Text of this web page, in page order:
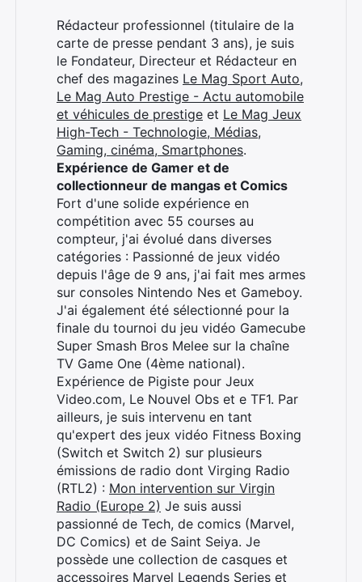
Rédacteur professionnel (titulaire de la
carte de presse pendant 3 ans), je suis
le Fondateur, Directeur et Rédacteur en
chef des magazines Le Mag Sport Auto,
Le Mag Auto Prestige - Actu automobile
et véhicules de prestige et Le Mag Jeux
High-Tech - Technologie, Médias,
Gaming, cinéma, Smartphones.
Expérience de Gamer et de
collectionneur de mangas et Comics
Fort d'une solide expérience en
compétition avec 55 courses au
compteur, j'ai évolué dans diverses
catégories : Passionné de jeux vidéo
depuis l'âge de 9 ans, j'ai fait mes armes
sur consoles Nintendo Nes et Gameboy.
J'ai également été sélectionné pour la
finale du tournoi du jeu vidéo Gamecube
Super Smash Bros Melee sur la chaîne
TV Game One (4ème national).
Expérience de Pigiste pour Jeux
Video.com, Le Nouvel Obs et e TF1. Par
ailleurs, je suis intervenu en tant
qu'expert des jeux vidéo Fitness Boxing
(Switch et Switch 2) sur plusieurs
émissions de radio dont Virging Radio
(RTL2) : Mon intervention sur Virgin
Radio (Europe 2) Je suis aussi
passionné de Tech, de comics (Marvel,
DC Comics) et de Saint Seiya. Je
possède une collection de casques et
accessoires Marvel Legends Series et